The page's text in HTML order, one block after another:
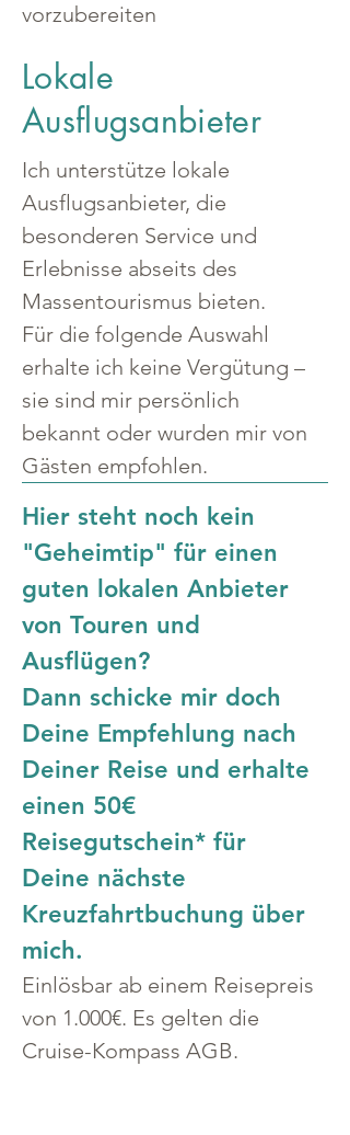
vorzubereiten
Lokale
Ausflugsanbieter
Ich unterstütze lokale
Ausflugsanbieter, die
besonderen Service und
Erlebnisse abseits des
Massentourismus bieten.
Für die folgende Auswahl
erhalte ich keine Vergütung –
sie sind mir persönlich
bekannt oder wurden mir von
Gästen empfohlen.
Hier steht noch kein
"Geheimtip" für einen
guten lokalen Anbieter
von Touren und
Ausflügen?
Dann schicke mir doch
Deine Empfehlung nach
Deiner Reise und erhalte
einen 50€
Reisegutschein* für
Deine nächste
Kreuzfahrtbuchung über
mich.
Einlösbar ab einem Reisepreis
von 1.000€. Es gelten die
Cruise-Kompass AGB.